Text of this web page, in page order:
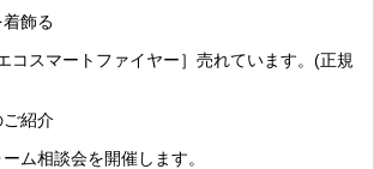
飾る
コスマートファイヤー］売れています。(正規
紹介
ム相談会を開催します。